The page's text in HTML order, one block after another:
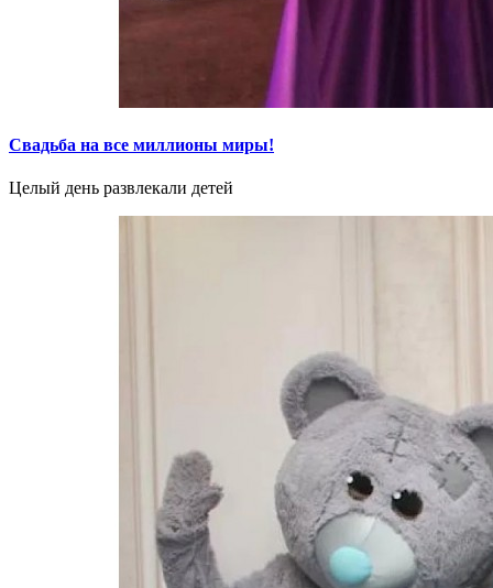
Свадьба на все миллионы миры!
Целый день развлекали детей